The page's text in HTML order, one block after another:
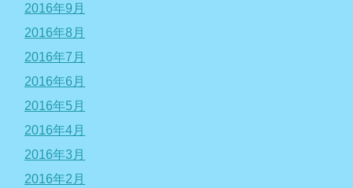
2016年9月
2016年8月
2016年7月
2016年6月
2016年5月
2016年4月
2016年3月
2016年2月